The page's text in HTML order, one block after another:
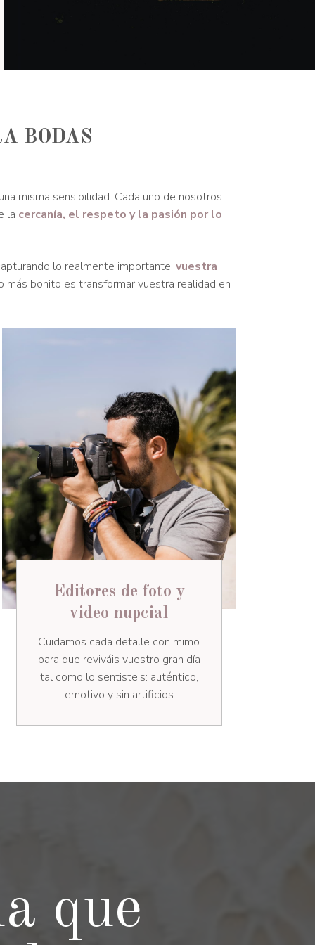
BODAS
misma sensibilidad. Cada uno de nosotros
la cercanía, el respeto y la pasión por lo
lo realmente importante: vuestra
más bonito es transformar vuestra realidad en
Editores de foto y
video nupcial
Cuidamos cada detalle con mimo
para que reviváis vuestro gran día
tal como lo sentisteis: auténtico,
emotivo y sin artificios
que